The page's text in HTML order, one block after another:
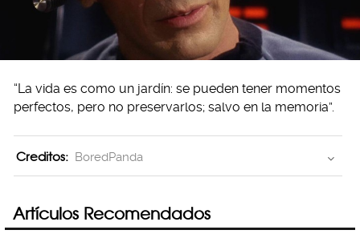
“La vida es como un jardín: se pueden tener momentos
perfectos, pero no preservarlos; salvo en la memoria”.
Creditos: BoredPanda
Artículos Recomendados